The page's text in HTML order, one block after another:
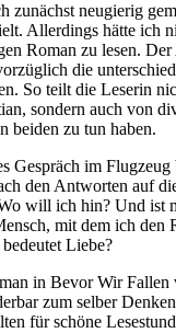
zunächst neugierig
Allerdings hätte ich
Roman zu lesen.
die
So teilt die Leserin
sondern auch von
beiden zu tun haben.
Gespräch im
den Antworten auf
will ich hin? Und ist
mit dem ich den
Liebe?
in Bevor Wir Fallen
zum selber
für schöne